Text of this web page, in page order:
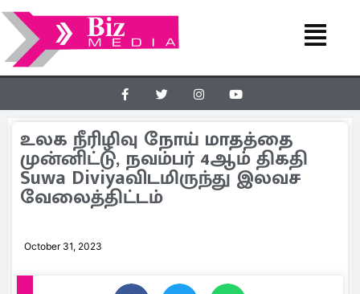
உலக நீரிழிவு நோய் மாதத்தை
முன்னிட்டு, நவம்பர் 4ஆம் திகதி
Suwa Diviyaவிடமிருந்து இலவச
வேலைத்திட்டம்
October 31, 2023